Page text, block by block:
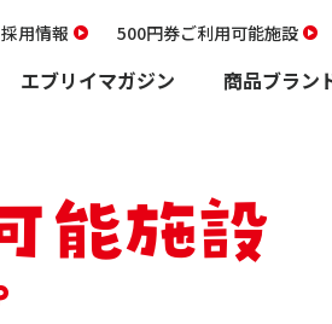
採用情報 500円券ご利用可能施設
エブリイマガジン 商品ブラン